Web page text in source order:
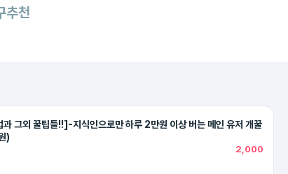
추천
과 그외 꿀팁들!!]-지식인으로만 하루 2만원 이상 버는 메인 유저 개꿀
)
2,000